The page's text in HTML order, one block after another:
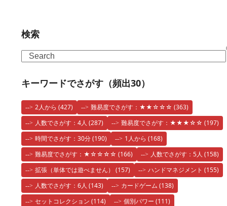
検索
Search
キーワードでさがす（頻出30）
2人から (427) 難易度でさがす：★★☆☆☆ (363)
人数でさがす：4人 (287) 難易度でさがす：★★★☆☆ (197)
時間でさがす：30分(190) 1人から (168)
難易度でさがす：★☆☆☆☆ (166) 人数でさがす：5人 (158)
拡張（単体では遊べません） (157) ハンドマネジメント (155)
人数でさがす：6人 (143) カードゲーム (138)
セットコレクション (114) 個別パワー (111)